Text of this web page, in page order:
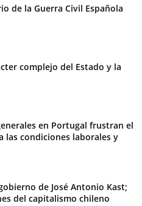
de la Guerra Civil Española
complejo del Estado y la
en Portugal frustran el
las condiciones laborales y
de José Antonio Kast;
del capitalismo chileno